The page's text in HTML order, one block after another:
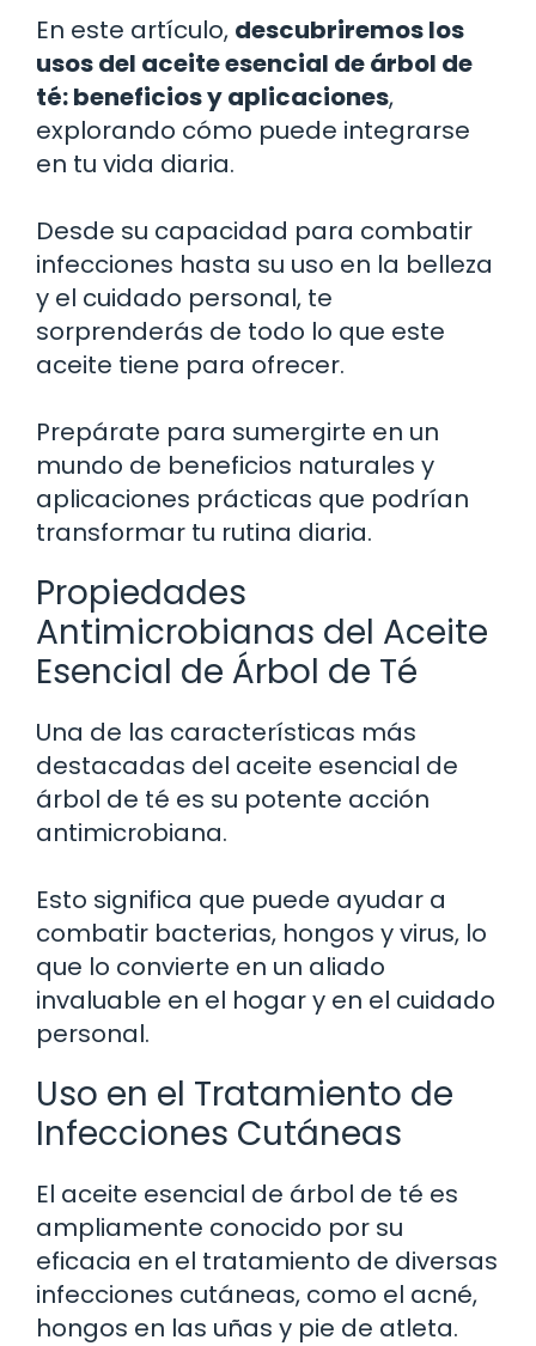
En este artículo, descubriremos los
usos del aceite esencial de árbol de
té: beneficios y aplicaciones,
explorando cómo puede integrarse
en tu vida diaria.
Desde su capacidad para combatir
infecciones hasta su uso en la belleza
y el cuidado personal, te
sorprenderás de todo lo que este
aceite tiene para ofrecer.
Prepárate para sumergirte en un
mundo de beneficios naturales y
aplicaciones prácticas que podrían
transformar tu rutina diaria.
Propiedades
Antimicrobianas del Aceite
Esencial de Árbol de Té
Una de las características más
destacadas del aceite esencial de
árbol de té es su potente acción
antimicrobiana.
Esto significa que puede ayudar a
combatir bacterias, hongos y virus, lo
que lo convierte en un aliado
invaluable en el hogar y en el cuidado
personal.
Uso en el Tratamiento de
Infecciones Cutáneas
El aceite esencial de árbol de té es
ampliamente conocido por su
eficacia en el tratamiento de diversas
infecciones cutáneas, como el acné,
hongos en las uñas y pie de atleta.